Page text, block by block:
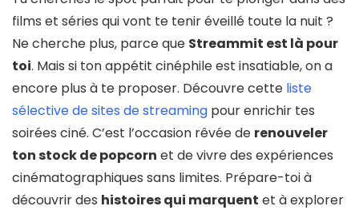
films et séries qui vont te tenir éveillé toute la nuit ?
Ne cherche plus, parce que Streammit est là pour
toi. Mais si ton appétit cinéphile est insatiable, on a
encore plus à te proposer. Découvre cette liste
sélective de sites de streaming pour enrichir tes
soirées ciné. C’est l’occasion rêvée de renouveler
ton stock de popcorn et de vivre des expériences
cinématographiques sans limites. Prépare-toi à
découvrir des histoires qui marquent et à explorer